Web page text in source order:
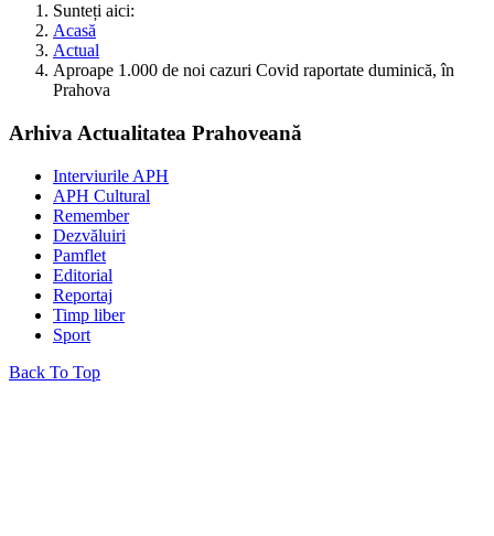
Sunteți aici:
Acasă
Actual
Aproape 1.000 de noi cazuri Covid raportate duminică, în
Prahova
Arhiva Actualitatea Prahoveană
Interviurile APH
APH Cultural
Remember
Dezvăluiri
Pamflet
Editorial
Reportaj
Timp liber
Sport
Back To Top